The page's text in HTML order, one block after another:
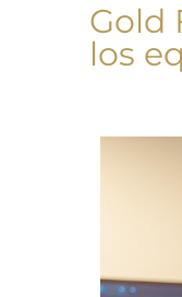
Gold
los